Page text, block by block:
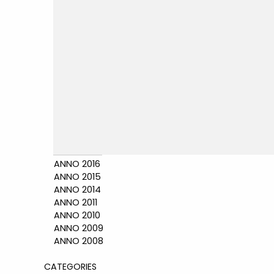
ANNO 2016
ANNO 2015
ANNO 2014
ANNO 2011
ANNO 2010
ANNO 2009
ANNO 2008
CATEGORIES